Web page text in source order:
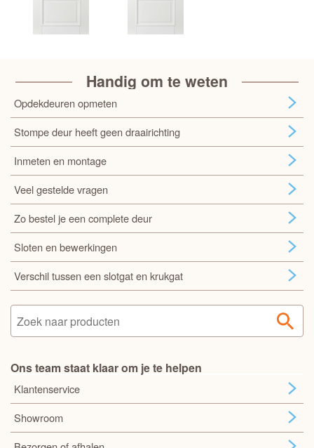
Handig om te weten
Opdekdeuren opmeten
Stompe deur heeft geen draairichting
Inmeten en montage
Veel gestelde vragen
Zo bestel je een complete deur
Sloten en bewerkingen
Verschil tussen een slotgat en krukgat
Ons team staat klaar om je te helpen
Klantenservice
Showroom